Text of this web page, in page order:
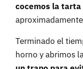
cocemos la
Terminado el
horno y abrimos